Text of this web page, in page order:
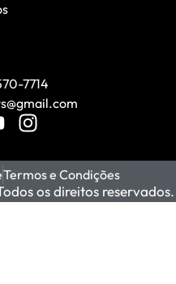
7714
Termos e Condições
os direitos reservados.